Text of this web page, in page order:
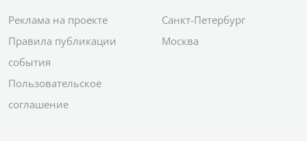
Реклама на проекте
Правила публикации
события
Пользовательское
соглашение
Санкт-Петербург
Москва